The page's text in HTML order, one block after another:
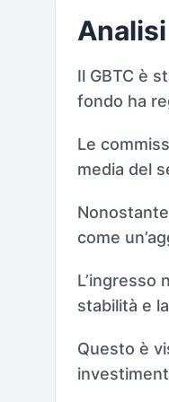
Il GBTC è
fondo ha
Le
media del
come
L’ingresso
stabilità e
Questo è